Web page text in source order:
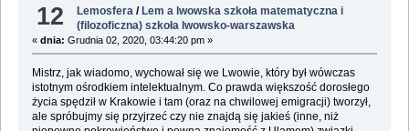
12 Lemosfera / Lem a lwowska szkoła matematyczna i
(filozoficzna) szkoła lwowsko-warszawska
« dnia: Grudnia 02, 2020, 03:44:20 pm »
Mistrz, jak wiadomo, wychował się we Lwowie, który był wówczas
istotnym ośrodkiem intelektualnym. Co prawda większość dorosłego
życia spędził w Krakowie i tam (oraz na chwilowej emigracji) tworzył,
ale spróbujmy się przyjrzeć czy nie znajdą się jakieś (inne, niż